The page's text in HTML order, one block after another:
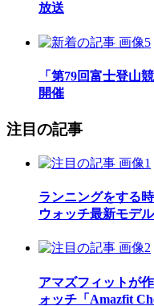
放送
「第79回富士登山
開催
注目の記事
ランニングをする
ウォッチ最新モデ
アマズフィットが
ォッチ「Amazfit